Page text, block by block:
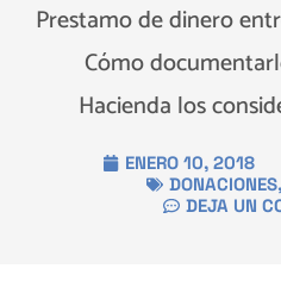
Prestamo de dinero
Cómo
Hacienda los
ENERO 10, 2018
DONACIONES,
DEJA UN